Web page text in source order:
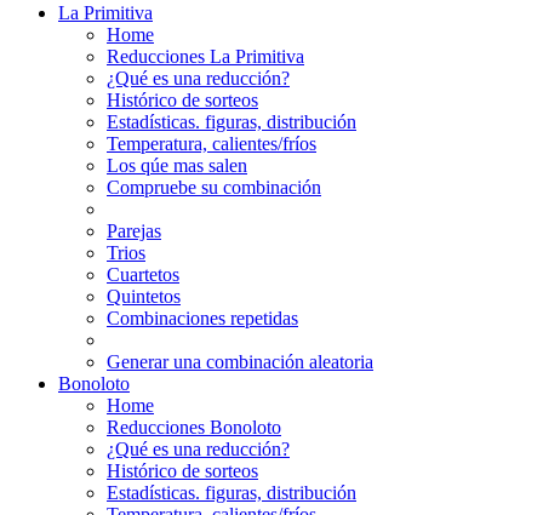
La Primitiva
Home
Reducciones La Primitiva
¿Qué es una reducción?
Histórico de sorteos
Estadísticas. figuras, distribución
Temperatura, calientes/fríos
Los qúe mas salen
Compruebe su combinación
Parejas
Trios
Cuartetos
Quintetos
Combinaciones repetidas
Generar una combinación aleatoria
Bonoloto
Home
Reducciones Bonoloto
¿Qué es una reducción?
Histórico de sorteos
Estadísticas. figuras, distribución